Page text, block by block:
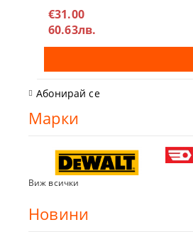
€31.00
60.63лв.
Абонирай се
Марки
Виж всички
Новини